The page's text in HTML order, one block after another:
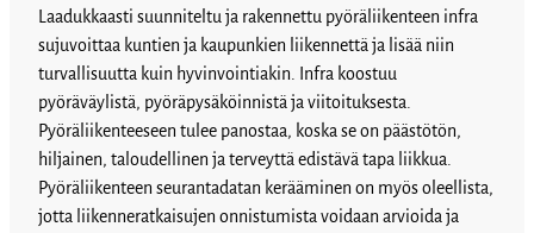
Laadukkaasti suunniteltu ja rakennettu pyöräliikenteen infra
sujuvoittaa kuntien ja kaupunkien liikennettä ja lisää niin
turvallisuutta kuin hyvinvointiakin. Infra koostuu
pyöräväylistä, pyöräpysäköinnistä ja viitoituksesta.
Pyöräliikenteeseen tulee panostaa, koska se on päästötön,
hiljainen, taloudellinen ja terveyttä edistävä tapa liikkua.
Pyöräliikenteen seurantadatan kerääminen on myös oleellista,
jotta liikenneratkaisujen onnistumista voidaan arvioida ja